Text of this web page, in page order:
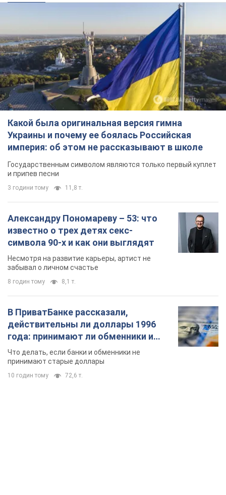
Какой была оригинальная версия гимна
Украины и почему ее боялась Российская
империя: об этом не рассказывают в школе
Государственным символом являются только первый куплет
и припев песни
3 години тому 11,8 т.
Александру Пономареву – 53: что
известно о трех детях секс-
символа 90-х и как они выглядят
Несмотря на развитие карьеры, артист не
забывал о личном счастье
8 годин тому 8,1 т.
В ПриватБанке рассказали,
действительны ли доллары 1996
года: принимают ли обменники и
банки такие купюры
Что делать, если банки и обменники не
принимают старые доллары
10 годин тому 72,6 т.